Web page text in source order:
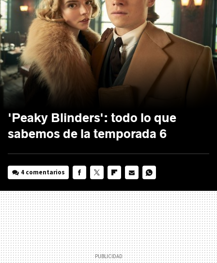
'Peaky Blinders': todo lo que
sabemos de la temporada 6
4 comentarios
MAIL